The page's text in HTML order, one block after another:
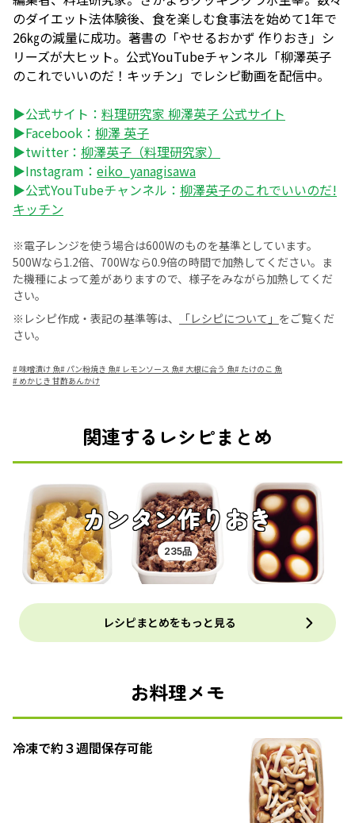
のダイエット法体験後、食を楽しむ食事法を始めて1年で
26㎏の減量に成功。著書の「やせるおかず 作りおき」シ
リーズが大ヒット。公式YouTubeチャンネル「柳澤英子
のこれでいいのだ！キッチン」でレシピ動画を配信中。
▶公式サイト： 料理研究家 柳澤英子 公式サイト
▶Facebook： 柳澤 英子
▶twitter： 柳澤英子（料理研究家）
▶Instagram： eiko_yanagisawa
▶公式YouTubeチャンネル： 柳澤英子のこれでいいのだ!
キッチン
※電子レンジを使う場合は600Wのものを基準としています。
500Wなら1.2倍、700Wなら0.9倍の時間で加熱してください。ま
た機種によって差がありますので、様子をみながら加熱してくだ
さい。
※レシピ作成・表記の基準等は、
「レシピについて」 をご覧くだ
さい。
#味噌漬け 魚#パン粉焼き 魚# レモンソース 魚# 大根に合う 魚# たけのこ 魚
# めかじき 甘酢あんかけ
関連するレシピまとめ
カンタン作りおき
235品
レシピまとめをもっと見る
お料理メモ
冷凍で約３週間保存可能